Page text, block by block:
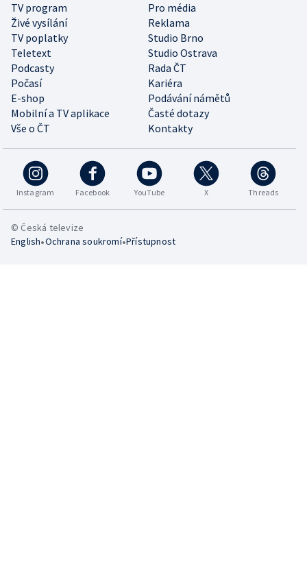
TV program
Pro média
Živé vysílání
Reklama
TV poplatky
Studio Brno
Teletext
Studio Ostrava
Podcasty
Rada ČT
Počasí
Kariéra
E-shop
Podávání námětů
Mobilní a TV aplikace
Časté dotazy
Vše o ČT
Kontakty
Instagram Facebook YouTube X Threads
© Česká televize
English•Ochrana soukromí•Přístupnost